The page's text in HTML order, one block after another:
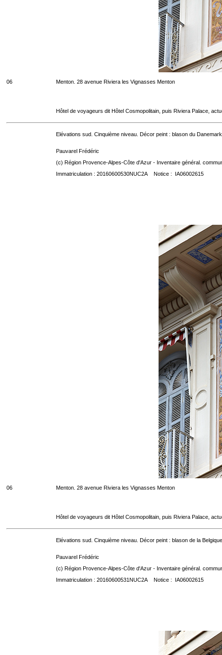
06 Menton. 28 avenue Riviera les Vignasses Menton
Hôtel de voyageurs dit Hôtel Cosmopolitain, puis Riviera Palace,
Elévations sud. Cinquième niveau. Décor peint : blason du
Pauvarel Frédéric
(c) Région Provence-Alpes-Côte d'Azur - Inventaire général.
Immatriculation : 20160600530NUC2A Notice : IA06002615
06 Menton. 28 avenue Riviera les Vignasses Menton
Hôtel de voyageurs dit Hôtel Cosmopolitain, puis Riviera Palace,
Elévations sud. Cinquième niveau. Décor peint : blason de la
Pauvarel Frédéric
(c) Région Provence-Alpes-Côte d'Azur - Inventaire général.
Immatriculation : 20160600531NUC2A Notice : IA06002615